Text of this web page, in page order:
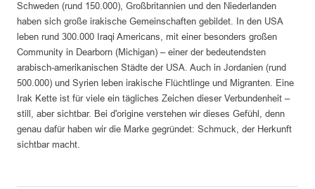
Schweden (rund 150.000), Großbritannien und den Niederlanden
haben sich große irakische Gemeinschaften gebildet. In den USA
leben rund 300.000 Iraqi Americans, mit einer besonders großen
Community in Dearborn (Michigan) – einer der bedeutendsten
arabisch-amerikanischen Städte der USA. Auch in Jordanien (rund
500.000) und Syrien leben irakische Flüchtlinge und Migranten. Eine
Irak Kette ist für viele ein tägliches Zeichen dieser Verbundenheit –
still, aber sichtbar. Bei d'origine verstehen wir dieses Gefühl, denn
genau dafür haben wir die Marke gegründet: Schmuck, der Herkunft
sichtbar macht.